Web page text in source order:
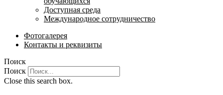
Доступная среда
Международное сотрудничество
Фотогалерея
Контакты и реквизиты
Поиск
Поиск
Close this search box.